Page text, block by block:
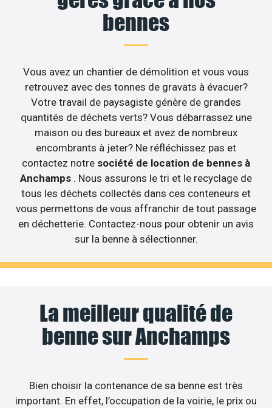
bennes
Vous avez un chantier de démolition et vous vous
retrouvez avec des tonnes de gravats à évacuer?
Votre travail de paysagiste génère de grandes
quantités de déchets verts? Vous débarrassez une
maison ou des bureaux et avez de nombreux
encombrants à jeter? Ne réfléchissez pas et
contactez notre société de location de bennes à
Anchamps . Nous assurons le tri et le recyclage de
tous les déchets collectés dans ces conteneurs et
vous permettons de vous affranchir de tout passage
en déchetterie. Contactez-nous pour obtenir un avis
sur la benne à sélectionner.
La meilleur qualité de
benne sur Anchamps
Bien choisir la contenance de sa benne est très
important. En effet, l’occupation de la voirie, le prix ou